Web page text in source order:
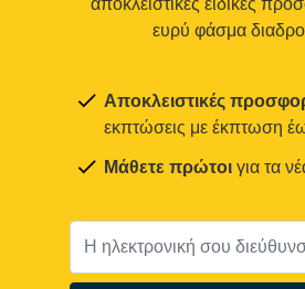
ευρύ φάσμα
Αποκλειστικές
εκπτώσεις με έκπτωση
Μάθετε πρώτοι για τα